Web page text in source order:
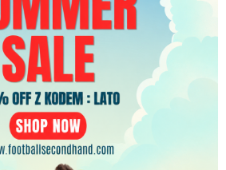
30 dni: